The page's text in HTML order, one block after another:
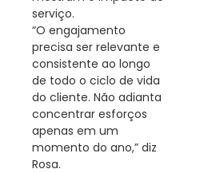
serviço.
“O engajamento
precisa ser relevante e
consistente ao longo
de todo o ciclo de vida
do cliente. Não adianta
concentrar esforços
apenas em um
momento do ano,” diz
Rosa.